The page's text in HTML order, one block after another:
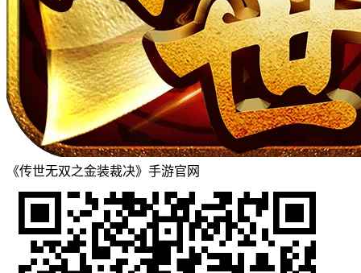
《传世无双之金装裁决》手游官网